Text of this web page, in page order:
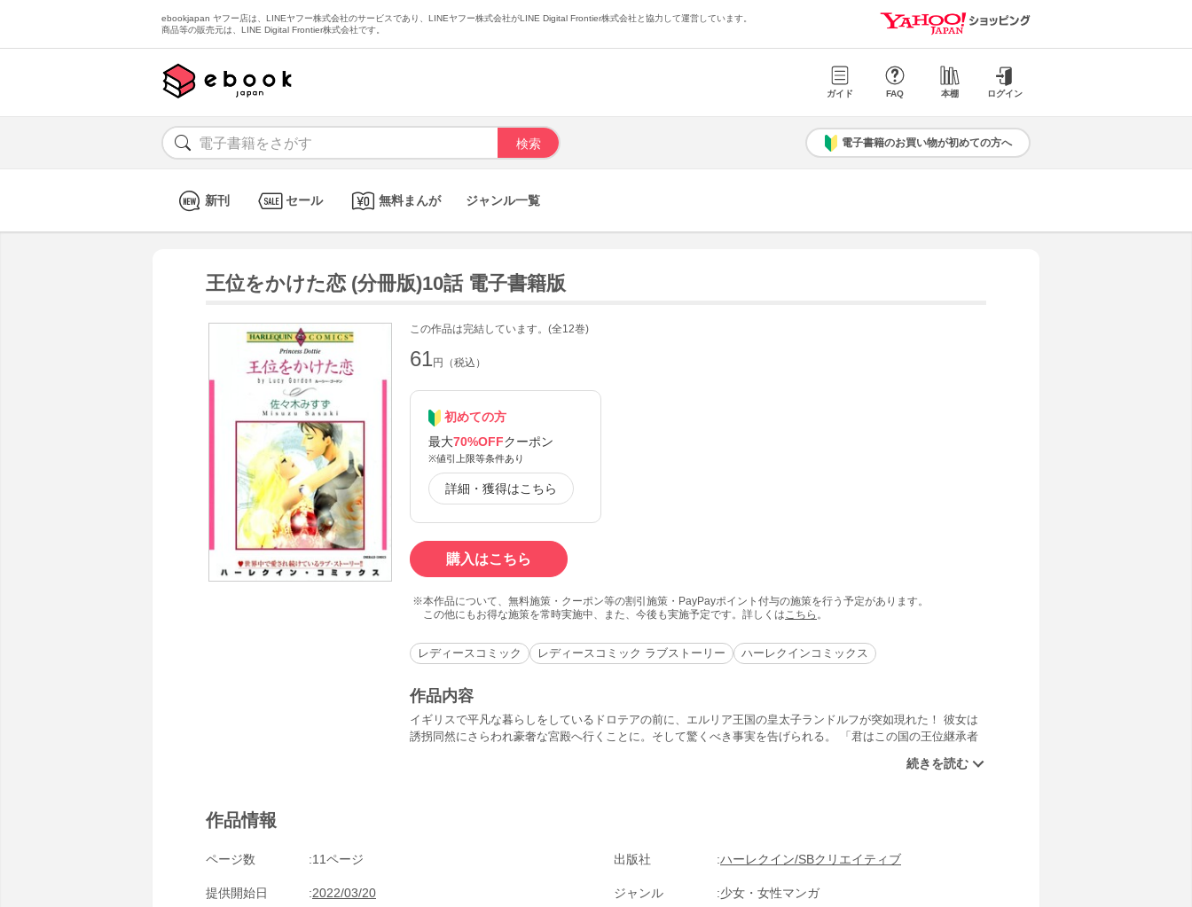
ebookjapan ヤフー店は、LINEヤフー株式会社のサービスであり、LINEヤフー株式会社がLINE Digital Frontier株式会社と協力して運営しています。
商品等の販売元は、LINE Digital Frontier株式会社です。
ガイド FAQ 本棚 ログイン
電子書籍のお買い物が初めての方へ
新刊 セール 無料まんが ジャンル一覧
王位をかけた恋 (分冊版)10話 電子書籍版
この作品は完結しています。(全12巻)
61円（税込）
初めての方
最大70%OFFクーポン
※値引上限等条件あり
詳細・獲得はこちら
購入はこちら
本作品について、無料施策・クーポン等の割引施策・PayPayポイント付与の施策を行う予定があります。
この他にもお得な施策を常時実施中、また、今後も実施予定です。詳しくは こちら 。
レディースコミック レディースコミック ラブストーリー ハーレクインコミックス
作品内容
イギリスで平凡な暮らしをしているドロテアの前に、エルリア王国の皇太子ランドルフが突如現れた！ 彼女は
誘拐同然にさらわれ豪奢な宮殿へ行くことに。そして驚くべき事実を告げられる。 「君はこの国の王位継承者
作品情報
ページ数 11ページ 出版社 ハーレクイン/SBクリエイティブ
提供開始日 2022/03/20 ジャンル 少女・女性マンガ